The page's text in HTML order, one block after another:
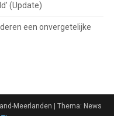
(Update)
een onvergetelijke
Meerlanden
Thema: News